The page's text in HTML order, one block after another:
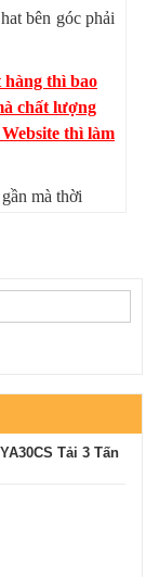
bên góc phải
hàng thì bao
chất lượng
thì làm
mà thời
Tải 3 Tấn